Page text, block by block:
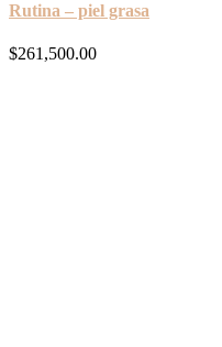
Rutina – piel grasa
$261,500.00